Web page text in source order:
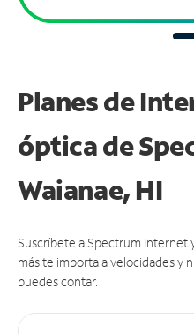
Planes de
óptica de
Waianae, HI
Suscríbete a Spectrum Internet
más te importa a velocidades y
puedes contar.